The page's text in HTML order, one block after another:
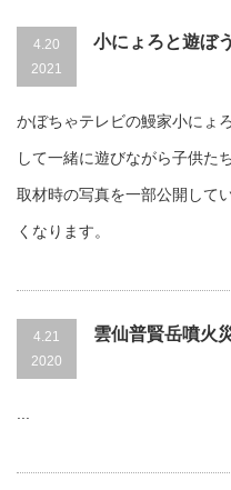
4.20
2021
小にょろと遊ぼう
かぼちゃテレビの鰻家小にょ
して一緒に遊びながら子供た
取材時の写真を一部公開して
くなります。
4.21
2020
雲仙普賢岳噴火
...